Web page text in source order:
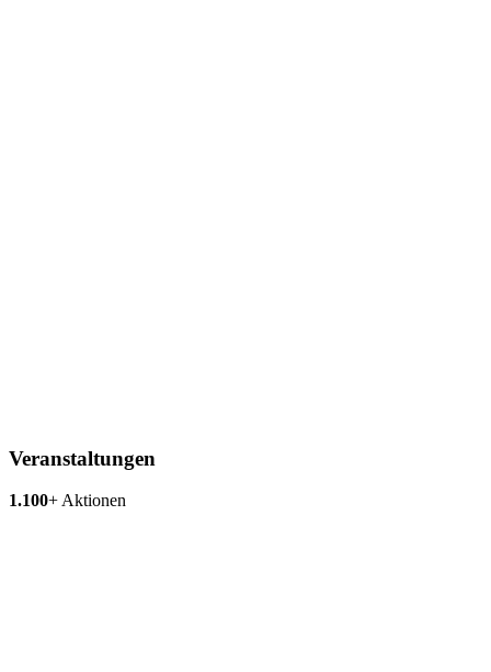
Veranstaltungen
1.100+ Aktionen